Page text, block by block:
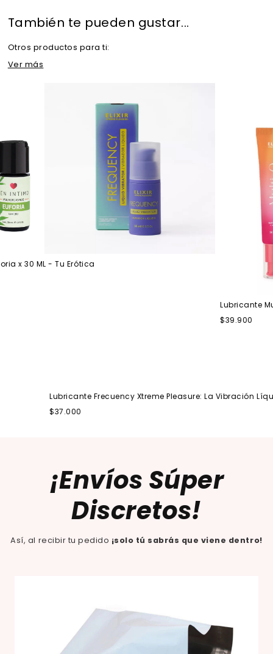
También te pueden gustar...
Otros productos para ti:
Ver más
30 ML - Tu Erótica
Lubricante Frecuency Xtreme Pleasure: La Vibración
$37.000
Lubricante
$39.900
¡Envíos Súper
Discretos!
Así, al recibir tu pedido ¡solo tú sabrás que viene dentro!